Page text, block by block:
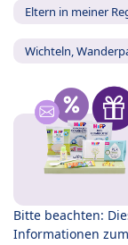
Eltern in meiner
Wichteln,
Bitte beachten:
Informationen